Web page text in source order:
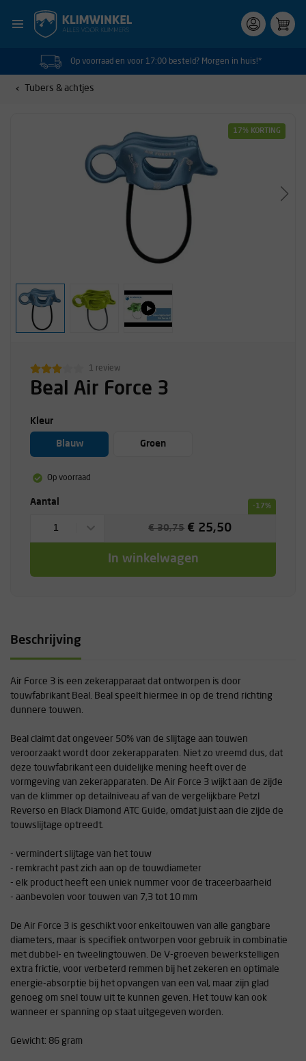
Op voorraad en voor 17:00 besteld? Morgen in huis!*
Tubers & achtjes
17% KORTING
1 review
Beal Air Force 3
Kleur
Blauw Groen
Op voorraad
Aantal -17%
1 € 30,75 € 25,50
In winkelwagen
Beschrijving
Air Force 3 is een zekerapparaat dat ontworpen is door
touwfabrikant Beal. Beal speelt hiermee in op de trend richting
dunnere touwen.
Beal claimt dat ongeveer 50% van de slijtage aan touwen
veroorzaakt wordt door zekerapparaten. Niet zo vreemd dus, dat
deze touwfabrikant een duidelijke mening heeft over de
vormgeving van zekerapparaten. De Air Force 3 wijkt aan de zijde
van de klimmer op detailniveau af van de vergelijkbare Petzl
Reverso en Black Diamond ATC Guide, omdat juist aan die zijde de
touwslijtage optreedt.
- vermindert slijtage van het touw
- remkracht past zich aan op de touwdiameter
- elk product heeft een uniek nummer voor de traceerbaarheid
- aanbevolen voor touwen van 7,3 tot 10 mm
De Air Force 3 is geschikt voor enkeltouwen van alle gangbare
diameters, maar is specifiek ontworpen voor gebruik in combinatie
met dubbel- en tweelingtouwen. De V-groeven bewerkstelligen
extra frictie, voor verbeterd remmen bij het zekeren en optimale
energie-absorptie bij het opvangen van een val, maar zijn glad
genoeg om snel touw uit te kunnen geven. Het touw kan ook
wanneer er spanning op staat uitgegeven worden.
Gewicht: 86 gram